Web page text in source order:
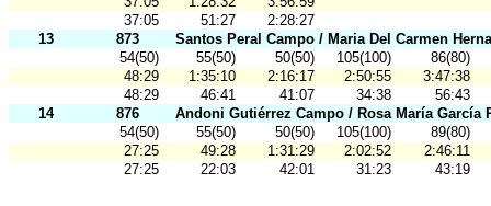
37:05
51:27
2:28:27
13
873
Santos Peral Campo / Maria Del Carmen
54(50)
55(50) 50(50) 105(100)
86(80)
48:29
1:35:10 2:16:17 2:50:55
3:47:38
48:29
46:41 41:07 34:38
56:43
14
876
Andoni Gutiérrez Campo / Rosa María García
54(50)
55(50) 50(50) 105(100)
89(80)
27:25
49:28 1:31:29 2:02:52
2:46:11
27:25
22:03 42:01 31:23 43:19